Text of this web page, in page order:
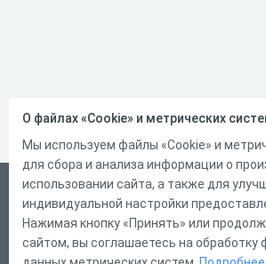
Русский
Справка
Форма обратной связи
О файлах «Cookie» и метрических
Мы используем файлы «Cookie» и
для сбора и анализа информации о
использовании сайта, а также для
индивидуальной настройки
Нажимая кнопку «Принять» или
сайтом, вы соглашаетесь на обработку